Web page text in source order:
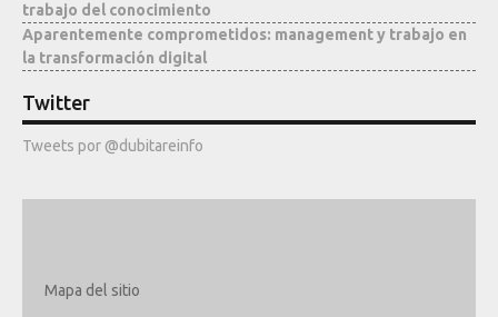
trabajo del conocimiento
Aparentemente comprometidos: management y trabajo en
la transformación digital
Twitter
Tweets por @dubitareinfo
Mapa del sitio